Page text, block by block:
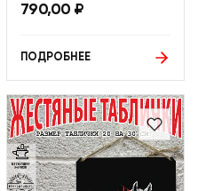
790,00 ₽
ПОДРОБНЕЕ